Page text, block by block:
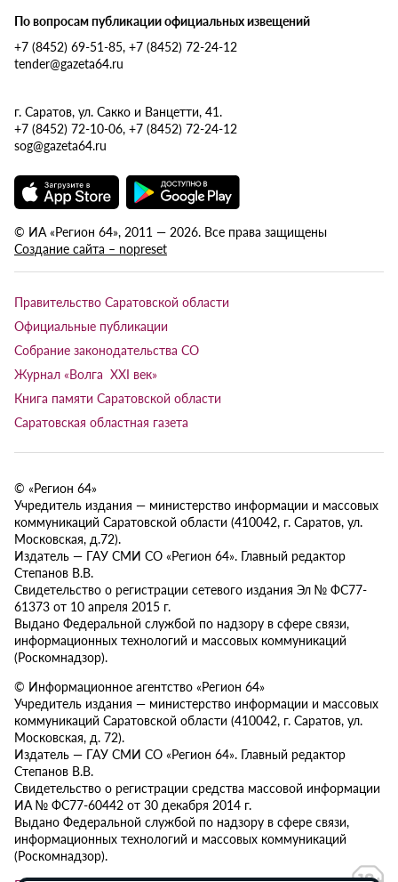
По вопросам публикации официальных извещений
+7 (8452) 69-51-85, +7 (8452) 72-24-12
tender@gazeta64.ru
г. Саратов, ул. Сакко и Ванцетти, 41.
+7 (8452) 72-10-06, +7 (8452) 72-24-12
sog@gazeta64.ru
© ИА «Регион 64», 2011 — 2026. Все права защищены
Создание сайта – nopreset
Правительство Саратовской области
Официальные публикации
Собрание законодательства СО
Журнал «Волга XXI век»
Книга памяти Саратовской области
Саратовская областная газета
© «Регион 64»
Учредитель издания — министерство информации и массовых
коммуникаций Саратовской области (410042, г. Саратов, ул.
Московская, д.72).
Издатель — ГАУ СМИ СО «Регион 64». Главный редактор
Степанов В.В.
Свидетельство о регистрации сетевого издания Эл № ФС77-
61373 от 10 апреля 2015 г.
Выдано Федеральной службой по надзору в сфере связи,
информационных технологий и массовых коммуникаций
(Роскомнадзор).
© Информационное агентство «Регион 64»
Учредитель издания — министерство информации и массовых
коммуникаций Саратовской области (410042, г. Саратов, ул.
Московская, д. 72).
Издатель — ГАУ СМИ СО «Регион 64». Главный редактор
Степанов В.В.
Свидетельство о регистрации средства массовой информации
ИА № ФС77-60442 от 30 декабря 2014 г.
Выдано Федеральной службой по надзору в сфере связи,
информационных технологий и массовых коммуникаций
(Роскомнадзор).